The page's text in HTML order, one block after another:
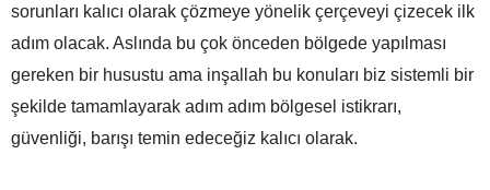
sorunları kalıcı olarak çözmeye yönelik çerçeveyi çizecek ilk
adım olacak. Aslında bu çok önceden bölgede yapılması
gereken bir husustu ama inşallah bu konuları biz sistemli bir
şekilde tamamlayarak adım adım bölgesel istikrarı,
güvenliği, barışı temin edeceğiz kalıcı olarak.